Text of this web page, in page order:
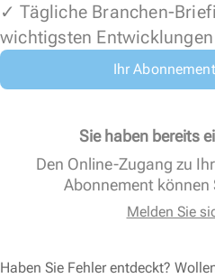
✓ Tägliche Branchen-
wichtigsten Entwicklungen
Ihr
Sie haben bereits
Den Online-Zugang zu
Abonnement können
Melden Sie
Haben Sie Fehler entdeckt?